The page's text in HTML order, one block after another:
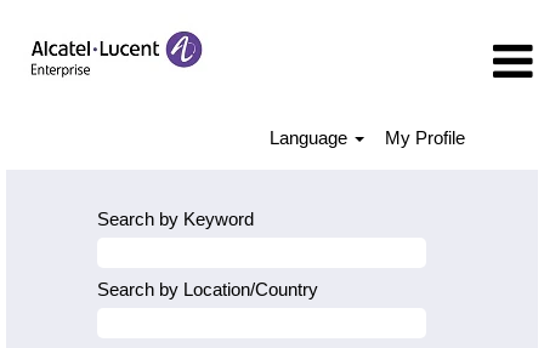
Language My Profile
Search by Keyword
Search by Location/Country